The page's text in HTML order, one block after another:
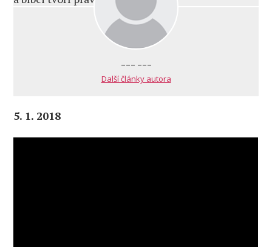
--- ---
Další články autora
5. 1. 2018